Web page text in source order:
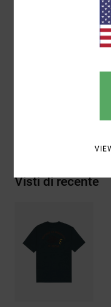
grafica
con inchiostro in
Visti di recente